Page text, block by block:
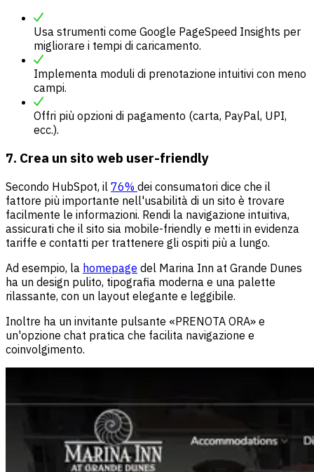
Usa strumenti come Google PageSpeed Insights per
migliorare i tempi di caricamento.
Implementa moduli di prenotazione intuitivi con meno
campi.
Offri più opzioni di pagamento (carta, PayPal, UPI,
ecc.).
7. Crea un sito web user-friendly
Secondo HubSpot, il 76% dei consumatori dice che il
fattore più importante nell'usabilità di un sito è trovare
facilmente le informazioni. Rendi la navigazione intuitiva,
assicurati che il sito sia mobile-friendly e metti in evidenza
tariffe e contatti per trattenere gli ospiti più a lungo.
Ad esempio, la homepage del Marina Inn at Grande Dunes
ha un design pulito, tipografia moderna e una palette
rilassante, con un layout elegante e leggibile.
Inoltre ha un invitante pulsante «PRENOTA ORA» e
un'opzione chat pratica che facilita navigazione e
coinvolgimento.